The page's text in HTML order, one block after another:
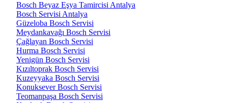
Bosch Beyaz Eşya Tamircisi Antalya
Bosch Servisi Antalya
Güzeloba Bosch Servisi
Meydankavağı Bosch Servisi
Çağlayan Bosch Servisi
Hurma Bosch Servisi
Yenigün Bosch Servisi
Kızıltoprak Bosch Servisi
Kuzeyyaka Bosch Servisi
Konuksever Bosch Servisi
Teomanpaşa Bosch Servisi